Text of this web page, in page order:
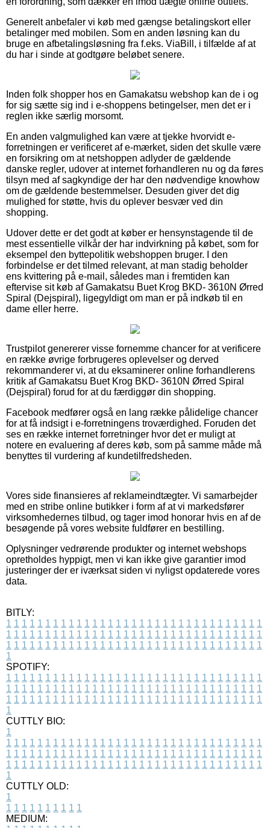
Generelt anbefaler vi køb med gængse betalingskort eller
betalinger med mobilen. Som en anden løsning kan du
bruge en afbetalingsløsning fra f.eks. ViaBill, i tilfælde af at
du har i sinde at godtgøre beløbet senere.
Inden folk shopper hos en Gamakatsu webshop kan de i og
for sig sætte sig ind i e-shoppens betingelser, men det er i
reglen ikke særlig morsomt.
En anden valgmulighed kan være at tjekke hvorvidt e-
forretningen er verificeret af e-mærket, siden det skulle være
en forsikring om at netshoppen adlyder de gældende
danske regler, udover at internet forhandleren nu og da føres
tilsyn med af sagkyndige der har den nødvendige knowhow
om de gældende bestemmelser. Desuden giver det dig
mulighed for støtte, hvis du oplever besvær ved din
shopping.
Udover dette er det godt at køber er hensynstagende til de
mest essentielle vilkår der har indvirkning på købet, som for
eksempel den byttepolitik webshoppen bruger. I den
forbindelse er det tilmed relevant, at man stadig beholder
ens kvittering på e-mail, således man i fremtiden kan
eftervise sit køb af Gamakatsu Buet Krog BKD- 3610N Ørred
Spiral (Dejspiral), ligegyldigt om man er på indkøb til en
dame eller herre.
Trustpilot genererer visse fornemme chancer for at verificere
en række øvrige forbrugeres oplevelser og derved
rekommanderer vi, at du eksaminerer online forhandlerens
kritik af Gamakatsu Buet Krog BKD- 3610N Ørred Spiral
(Dejspiral) forud for at du færdiggør din shopping.
Facebook medfører også en lang række pålidelige chancer
for at få indsigt i e-forretningens troværdighed. Foruden det
ses en række internet forretninger hvor det er muligt at
notere en evaluering af deres køb, som på samme måde må
benyttes til vurdering af kundetilfredsheden.
Vores side finansieres af reklameindtægter. Vi samarbejder
med en stribe online butikker i form af at vi markedsfører
virksomhedernes tilbud, og tager imod honorar hvis en af de
besøgende på vores website fuldfører en bestilling.
Oplysninger vedrørende produkter og internet webshops
opretholdes hyppigt, men vi kan ikke give garantier imod
justeringer der er iværksat siden vi nyligst opdaterede vores
data.
BITLY:
1 1 1 1 1 1 1 1 1 1 1 1 1 1 1 1 1 1 1 1 1 1 1 1 1 1 1 1 1 1 1 1 1
1 1 1 1 1 1 1 1 1 1 1 1 1 1 1 1 1 1 1 1 1 1 1 1 1 1 1 1 1 1 1 1 1
1 1 1 1 1 1 1 1 1 1 1 1 1 1 1 1 1 1 1 1 1 1 1 1 1 1 1 1 1 1 1 1 1
1
SPOTIFY:
1 1 1 1 1 1 1 1 1 1 1 1 1 1 1 1 1 1 1 1 1 1 1 1 1 1 1 1 1 1 1 1 1
1 1 1 1 1 1 1 1 1 1 1 1 1 1 1 1 1 1 1 1 1 1 1 1 1 1 1 1 1 1 1 1 1
1 1 1 1 1 1 1 1 1 1 1 1 1 1 1 1 1 1 1 1 1 1 1 1 1 1 1 1 1 1 1 1 1
1
CUTTLY BIO:
1
1 1 1 1 1 1 1 1 1 1 1 1 1 1 1 1 1 1 1 1 1 1 1 1 1 1 1 1 1 1 1 1 1
1 1 1 1 1 1 1 1 1 1 1 1 1 1 1 1 1 1 1 1 1 1 1 1 1 1 1 1 1 1 1 1 1
1 1 1 1 1 1 1 1 1 1 1 1 1 1 1 1 1 1 1 1 1 1 1 1 1 1 1 1 1 1 1 1 1
1
CUTTLY OLD:
1
1 1 1 1 1 1 1 1 1 1
MEDIUM: